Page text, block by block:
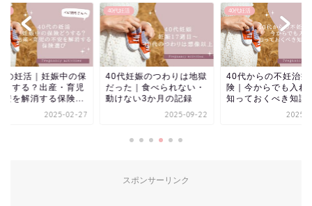
の妊活｜妊娠中の保
うする？出産・育児
安を解消する保険...
2025-02-27
40代妊活
40代妊娠のつわりは地獄
だった｜食べられない・
動けない3か月の記録
2025-09-22
40代妊活
40代からの不妊治療
険｜今からでも入れ
知っておくべき知識
2025-
スポンサーリンク